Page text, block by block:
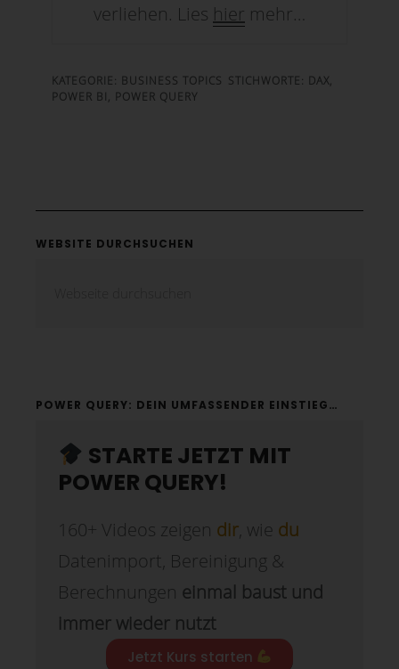
verliehen. Lies hier mehr…
KATEGORIE: BUSINESS TOPICS STICHWORTE: DAX,
POWER BI, POWER QUERY
WEBSITE DURCHSUCHEN
POWER QUERY: DEIN UMFASSENDER EINSTIEG…
STARTE JETZT MIT
POWER QUERY!
160+ Videos zeigen dir, wie du
Datenimport, Bereinigung &
Berechnungen einmal baust und
immer wieder nutzt
Jetzt Kurs starten
SENDEN